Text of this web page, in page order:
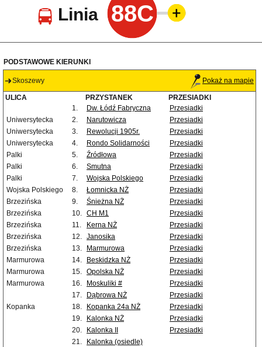
Linia 88C
PODSTAWOWE KIERUNKI
Skoszewy Pokaż na mapie
ULICA PRZYSTANEK
PRZESIADKI
1.
Dw. Łódź Fabryczna
Przesiadki
Uniwersytecka
2. Narutowicza
Przesiadki
Uniwersytecka
3. Rewolucji 1905r.
Przesiadki
Uniwersytecka
4. Rondo Solidarności
Przesiadki
Palki
5. Źródłowa
Przesiadki
Palki
6. Smutna
Przesiadki
Palki
7. Wojska Polskiego
Przesiadki
Wojska Polskiego
8. Łomnicka NŻ
Przesiadki
Brzezińska
9. Śnieżna NŻ
Przesiadki
Brzezińska
10. CH M1
Przesiadki
Brzezińska
11. Kerna NŻ
Przesiadki
Brzezińska
12. Janosika
Przesiadki
Brzezińska
13. Marmurowa
Przesiadki
Marmurowa
14. Beskidzka NŻ
Przesiadki
Marmurowa
15. Opolska NŻ
Przesiadki
Marmurowa
16. Moskuliki #
Przesiadki
17.
Dąbrowa NŻ
Przesiadki
Kopanka
18. Kopanka 24a NŻ
Przesiadki
19.
Kalonka NŻ
Przesiadki
20.
Kalonka II
Przesiadki
21.
Kalonka (osiedle)